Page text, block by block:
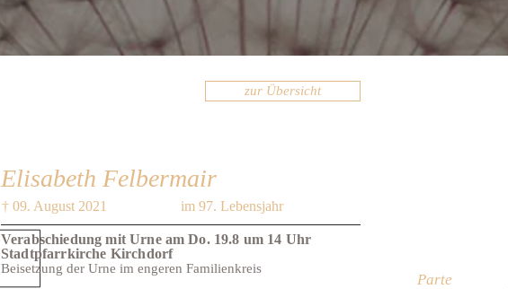
zur Übersicht
im 97. Lebensjahr
† 09. August 2021
Elisabeth Felbermair
Beisetzung der Urne im engeren Familienkreis
Verabschiedung mit Urne am Do. 19.8 um 14 Uhr
Stadtpfarrkirche Kirchdorf
Parte